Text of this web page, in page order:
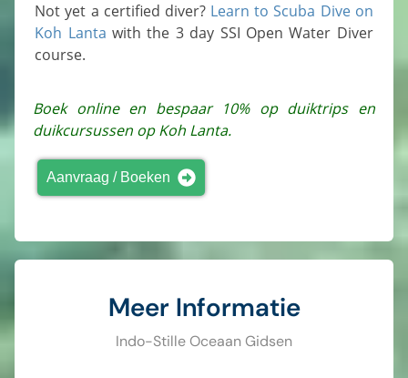
Not yet a certified diver? Learn to Scuba Dive on
Koh Lanta with the 3 day SSI Open Water Diver
course.
Boek online en bespaar 10% op duiktrips en
duikcursussen op Koh Lanta.
Aanvraag / Boeken
Meer Informatie
Indo-Stille Oceaan Gidsen